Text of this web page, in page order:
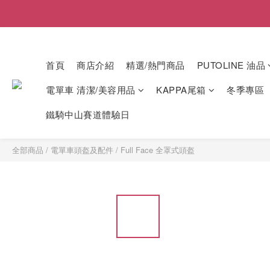
首頁 商店介紹 精選/熱門商品
PUTOLINE 油品
電單車 清潔/美容用品
KAPPA尾箱
冬季專區
鐵騎中山賽道體驗日
全部商品 / 電單車頭盔及配件 / Full Face 全罩式頭盔